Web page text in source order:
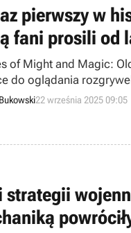
pierwszy w
fani prosili od
of Might and Magic:
do oglądania
22 września 2025 09:05
strategii